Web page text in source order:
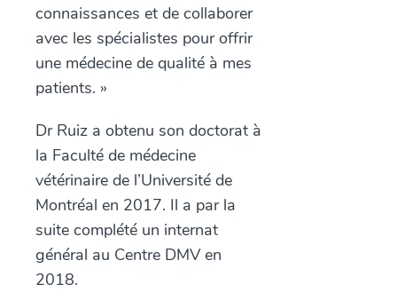
connaissances et de collaborer
avec les spécialistes pour offrir
une médecine de qualité à mes
patients. »
Dr Ruiz a obtenu son doctorat à
la Faculté de médecine
vétérinaire de l’Université de
Montréal en 2017. Il a par la
suite complété un internat
général au Centre DMV en
2018.